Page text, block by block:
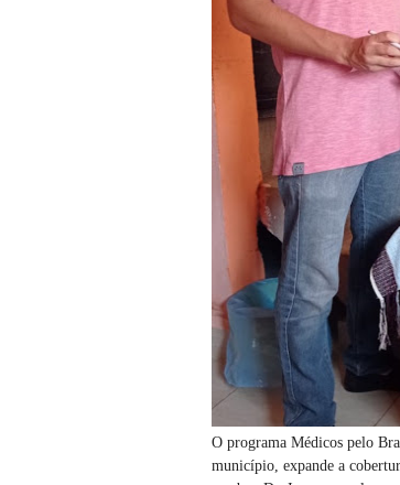
O programa Médicos pelo
município, expande a